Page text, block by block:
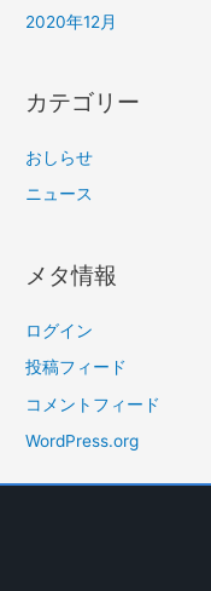
2020年12月
カテゴリー
おしらせ
ニュース
メタ情報
ログイン
投稿フィード
コメントフィード
WordPress.org